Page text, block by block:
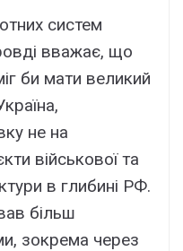
систем
вважає, що
би мати великий
не на
військової та
в глибині РФ.
більш
зокрема через